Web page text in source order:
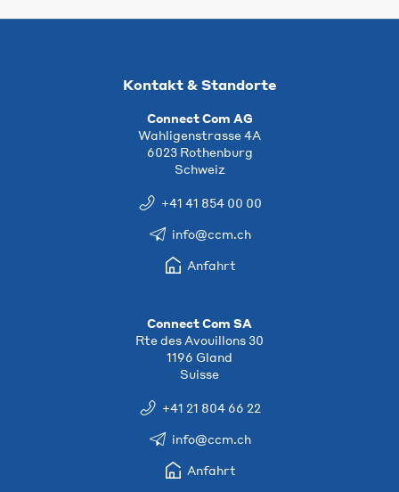
Kontakt & Standorte
Connect Com AG
Wahligenstrasse 4A
6023 Rothenburg
Schweiz
+41 41 854 00 00
info@ccm.ch
Anfahrt
Connect Com SA
Rte des Avouillons 30
1196 Gland
Suisse
+41 21 804 66 22
info@ccm.ch
Anfahrt